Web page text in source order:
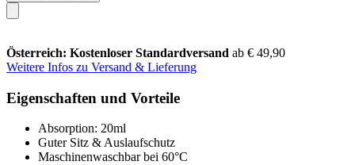
Österreich: Kostenloser Standardversand ab € 49,90
Weitere Infos zu Versand & Lieferung
Eigenschaften und Vorteile
Absorption: 20ml
Guter Sitz & Auslaufschutz
Maschinenwaschbar bei 60°C